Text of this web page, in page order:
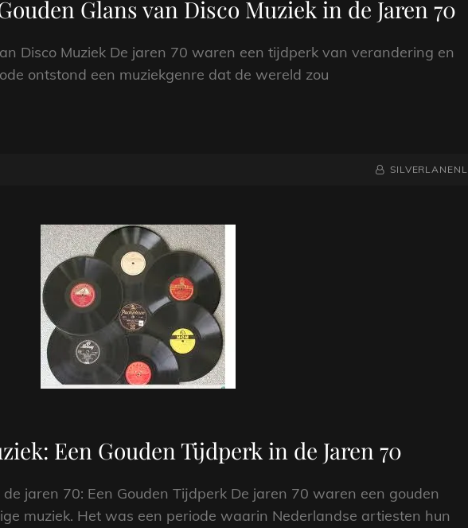
Glans van Disco Muziek in de Jaren 70
Disco Muziek De jaren 70 waren een tijdperk van verandering en
ontstond een muziekgenre dat de wereld zou
NAAMREGEL
BYLINE
SILVERLANENL
Een Gouden Tijdperk in de Jaren 70
jaren 70: Een Gouden Tijdperk De jaren 70 waren een gouden
muziek. Het was een periode waarin Nederlandse artiesten hun